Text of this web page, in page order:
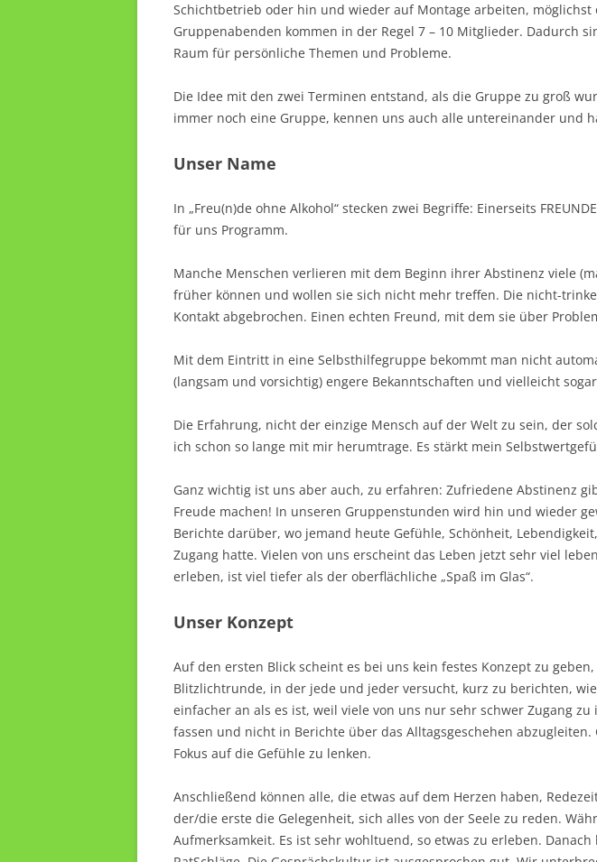
Schichtbetrieb oder hin und wieder auf Montage arbeiten,
Gruppenabenden kommen in der Regel 7 – 10 Mitglieder. Dadurch
Raum für persönliche Themen und Probleme.
Die Idee mit den zwei Terminen entstand, als die Gruppe zu groß
immer noch eine Gruppe, kennen uns auch alle untereinander und
Unser Name
In „Freu(n)de ohne Alkohol“ stecken zwei Begriffe: Einerseits
für uns Programm.
Manche Menschen verlieren mit dem Beginn ihrer Abstinenz viele
früher können und wollen sie sich nicht mehr treffen. Die nicht-
Kontakt abgebrochen. Einen echten Freund, mit dem sie über
Mit dem Eintritt in eine Selbsthilfegruppe bekommt man nicht
(langsam und vorsichtig) engere Bekanntschaften und vielleicht
Die Erfahrung, nicht der einzige Mensch auf der Welt zu sein, der
ich schon so lange mit mir herumtrage. Es stärkt mein
Ganz wichtig ist uns aber auch, zu erfahren: Zufriedene Abstinenz
Freude machen! In unseren Gruppenstunden wird hin und wieder
Berichte darüber, wo jemand heute Gefühle, Schönheit,
Zugang hatte. Vielen von uns erscheint das Leben jetzt sehr viel
erleben, ist viel tiefer als der oberflächliche „Spaß im Glas“.
Unser Konzept
Auf den ersten Blick scheint es bei uns kein festes Konzept zu
Blitzlichtrunde, in der jede und jeder versucht, kurz zu berichten,
einfacher an als es ist, weil viele von uns nur sehr schwer Zugang
fassen und nicht in Berichte über das Alltagsgeschehen
Fokus auf die Gefühle zu lenken.
Anschließend können alle, die etwas auf dem Herzen haben,
der/die erste die Gelegenheit, sich alles von der Seele zu reden.
Aufmerksamkeit. Es ist sehr wohltuend, so etwas zu erleben.